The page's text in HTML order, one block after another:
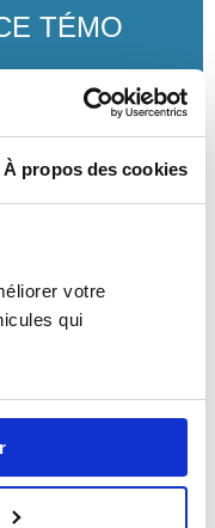
À propos des cookies
votre
qui
TÉMO